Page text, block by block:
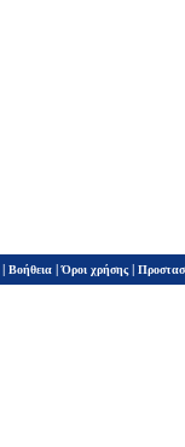
| Βοήθεια |Όροι χρήσης |